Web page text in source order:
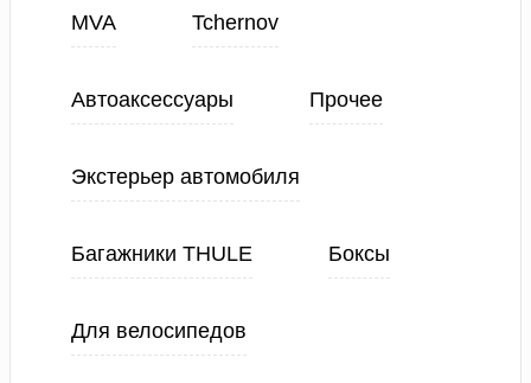
MVA Tchernov
Автоаксессуары Прочее
Экстерьер автомобиля
Багажники THULE Боксы
Для велосипедов